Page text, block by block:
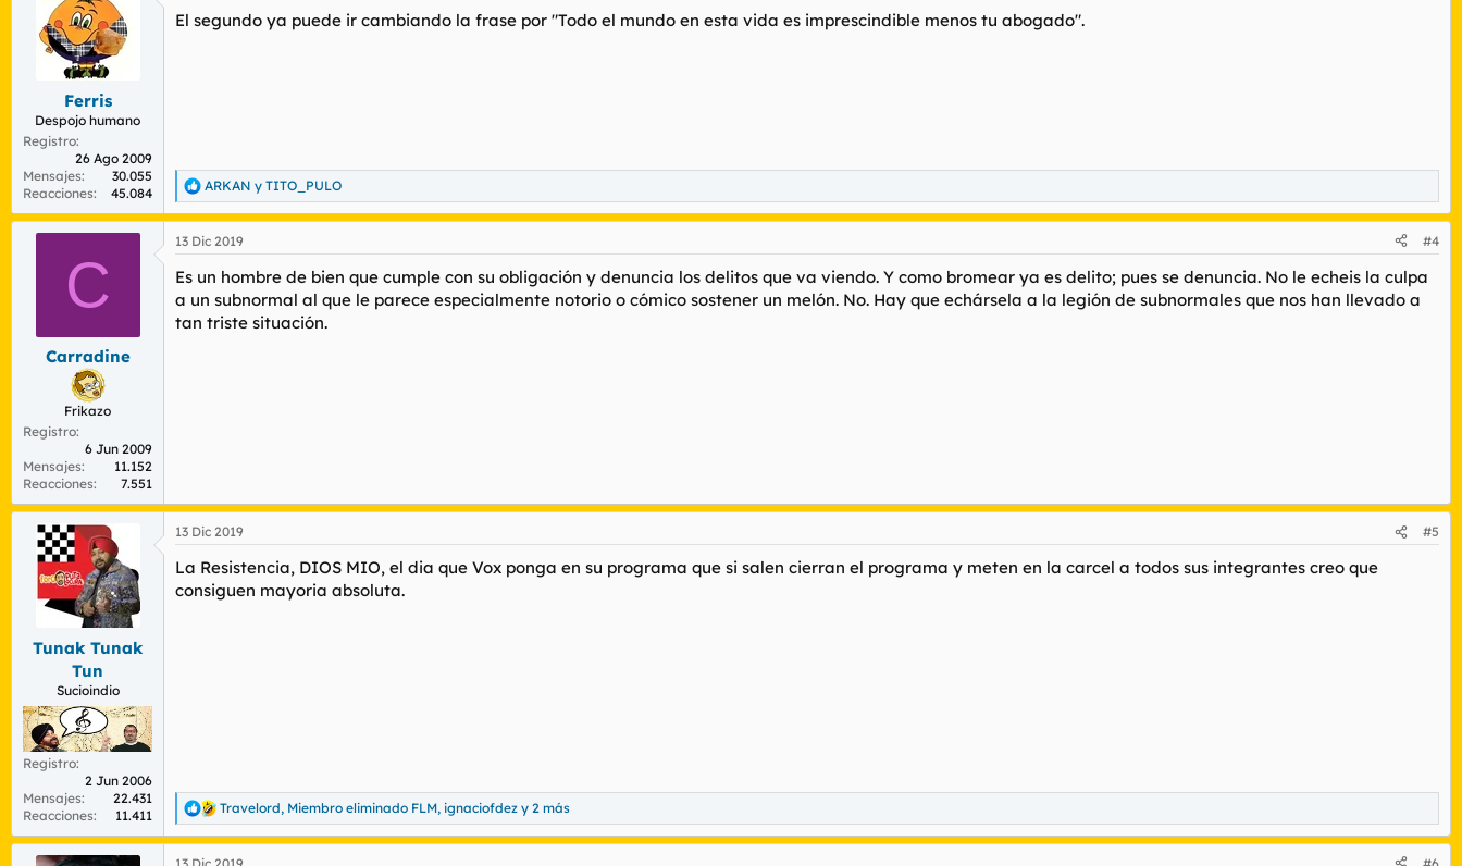
i
Ferris
Despojo humano
Registro
26 Ago 2009
Mensajes
30.055
Reacciones
45.084
El segundo ya puede ir cambiando la frase por "Todo el mundo en esta vida es imprescindible menos tu abogado".
R
e
a
c
i
o
e
ARKAN y TITO_PULO
C
Carradine
Frikazo
Registro
6 Jun 2009
Mensajes
11.152
Reacciones
7.551
13 Dic 2019 #4
Es un hombre de bien que cumple con su obligación y denuncia los delitos que va viendo. Y como bromear ya es delito; pues se denuncia. No le echeis la culpa
a un subnormal al que le parece especialmente notorio o cómico sostener un melón. No. Hay que echársela a la legión de subnormales que nos han llevado a
tan triste situación.
Tunak Tunak
Tun
Sucioindio
Registro
2 Jun 2006
Mensajes
22.431
Reacciones
11.411
13 Dic 2019 #5
La Resistencia, DIOS MIO, el dia que Vox ponga en su programa que si salen cierran el programa y meten en la carcel a todos sus integrantes creo que
consiguen mayoria absoluta.
R
e
a
Travelord, Miembro eliminado FLM, ignaciofdez y 2 más